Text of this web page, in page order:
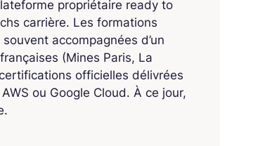
propriétaire ready to
carrière. Les formations
accompagnées d’un
(Mines Paris, La
officielles délivrées
ou Google Cloud. À ce jour,